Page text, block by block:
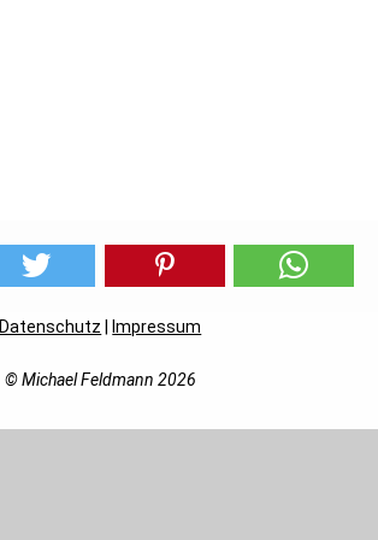
Datenschutz Impressum
© Michael Feldmann 2026